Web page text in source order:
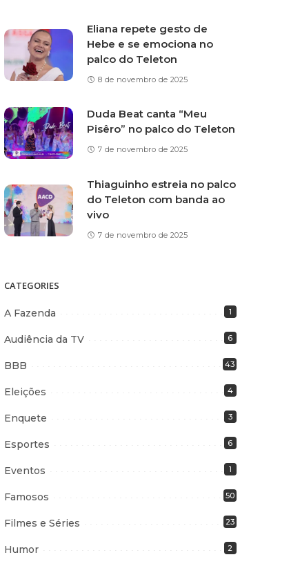
Eliana repete gesto de
Hebe e se emociona no
palco do Teleton
8 de novembro de 2025
Duda Beat canta “Meu
Pisêro” no palco do Teleton
7 de novembro de 2025
Thiaguinho estreia no palco
do Teleton com banda ao
vivo
7 de novembro de 2025
CATEGORIES
A Fazenda 1
Audiência da TV 6
BBB 43
Eleições 4
Enquete 3
Esportes 6
Eventos 1
Famosos 50
Filmes e Séries 23
Humor 2